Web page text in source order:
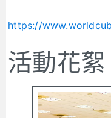
https://
活動花絮